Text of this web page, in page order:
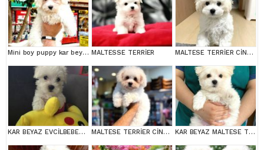
Mini boy puppy kar beyaz sevimli MALTESSE TERRİER CİNSİ MALTESSE TERRİER MALTESE TERRİER CİNSİ YAVRULAR
KAR BEYAZ EVCİLBEBEKLER EV ÜRETİMİ MALTESSE TERRİER MALTESE TERRİER CİNSİ YAVRULAR KAR BEYAZ MALTESE TERRİER CİNSLERİ